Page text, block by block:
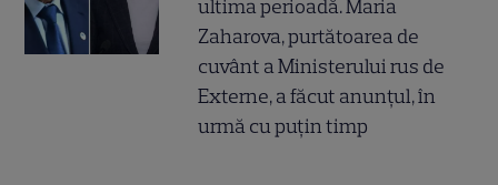
ultima perioadă. Maria
Zaharova, purtătoarea de
cuvânt a Ministerului rus de
Externe, a făcut anunțul, în
urmă cu puțin timp